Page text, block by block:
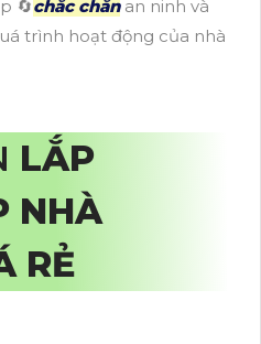
🔄chắc chắnan ninh và
trình hoạt động của nhà
LẮP
NHÀ
RẺ